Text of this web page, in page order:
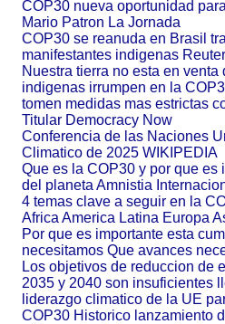
COP30 nueva oportunidad
Mario Patron La Jornada
COP30 se reanuda en Brasil
manifestantes indigenas
Nuestra tierra no esta en
indigenas irrumpen en la
tomen medidas mas estrictas
Titular Democracy Now
Conferencia de las Naciones
Climatico de 2025 WIKIPEDIA
Que es la COP30 y por que es
del planeta Amnistia
4 temas clave a seguir en la
Africa America Latina Europa
Por que es importante esta
necesitamos Que avances
Los objetivos de reduccion de
2035 y 2040 son insuficientes
liderazgo climatico de la UE
COP30 Historico lanzamiento